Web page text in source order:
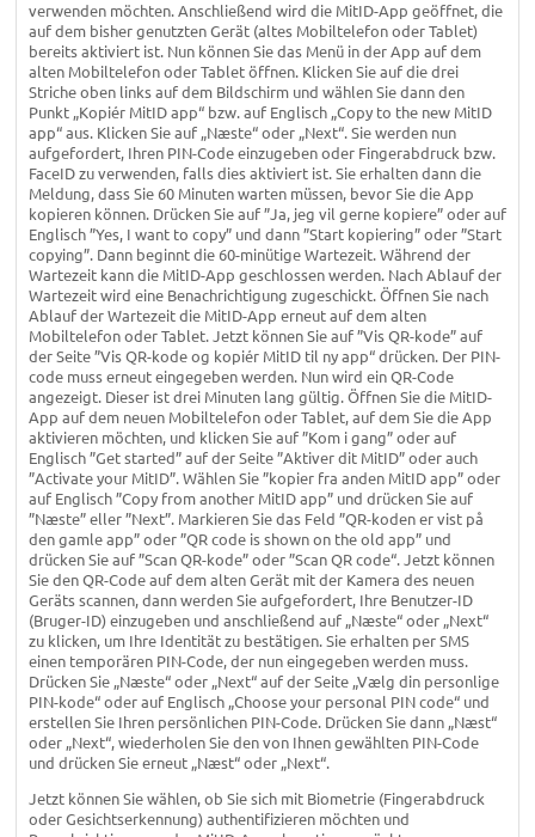
verwenden möchten. Anschließend wird die MitID-App geöffnet, die
auf dem bisher genutzten Gerät (altes Mobiltelefon oder Tablet)
bereits aktiviert ist. Nun können Sie das Menü in der App auf dem
alten Mobiltelefon oder Tablet öffnen. Klicken Sie auf die drei
Striche oben links auf dem Bildschirm und wählen Sie dann den
Punkt „Kopiér MitID app“ bzw. auf Englisch „Copy to the new MitID
app“ aus. Klicken Sie auf „Næste“ oder „Next“. Sie werden nun
aufgefordert, Ihren PIN-Code einzugeben oder Fingerabdruck bzw.
FaceID zu verwenden, falls dies aktiviert ist. Sie erhalten dann die
Meldung, dass Sie 60 Minuten warten müssen, bevor Sie die App
kopieren können. Drücken Sie auf ”Ja, jeg vil gerne kopiere” oder auf
Englisch ”Yes, I want to copy” und dann ”Start kopiering” oder ”Start
copying”. Dann beginnt die 60-minütige Wartezeit. Während der
Wartezeit kann die MitID-App geschlossen werden. Nach Ablauf der
Wartezeit wird eine Benachrichtigung zugeschickt. Öffnen Sie nach
Ablauf der Wartezeit die MitID-App erneut auf dem alten
Mobiltelefon oder Tablet. Jetzt können Sie auf ”Vis QR-kode” auf
der Seite ”Vis QR-kode og kopiér MitID til ny app“ drücken. Der PIN-
code muss erneut eingegeben werden. Nun wird ein QR-Code
angezeigt. Dieser ist drei Minuten lang gültig. Öffnen Sie die MitID-
App auf dem neuen Mobiltelefon oder Tablet, auf dem Sie die App
aktivieren möchten, und klicken Sie auf ”Kom i gang” oder auf
Englisch ”Get started” auf der Seite ”Aktiver dit MitID” oder auch
”Activate your MitID”. Wählen Sie ”kopier fra anden MitID app” oder
auf Englisch ”Copy from another MitID app” und drücken Sie auf
”Næste” eller ”Next”. Markieren Sie das Feld ”QR-koden er vist på
den gamle app” oder ”QR code is shown on the old app” und
drücken Sie auf ”Scan QR-kode” oder ”Scan QR code“. Jetzt können
Sie den QR-Code auf dem alten Gerät mit der Kamera des neuen
Geräts scannen, dann werden Sie aufgefordert, Ihre Benutzer-ID
(Bruger-ID) einzugeben und anschließend auf „Næste“ oder „Next“
zu klicken, um Ihre Identität zu bestätigen. Sie erhalten per SMS
einen temporären PIN-Code, der nun eingegeben werden muss.
Drücken Sie „Næste“ oder „Next“ auf der Seite „Vælg din personlige
PIN-kode“ oder auf Englisch „Choose your personal PIN code“ und
erstellen Sie Ihren persönlichen PIN-Code. Drücken Sie dann „Næst“
oder „Next“, wiederholen Sie den von Ihnen gewählten PIN-Code
und drücken Sie erneut „Næst“ oder „Next“.
Jetzt können Sie wählen, ob Sie sich mit Biometrie (Fingerabdruck
oder Gesichtserkennung) authentifizieren möchten und